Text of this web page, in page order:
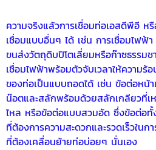
ความจริงแล้วการเชื่อมท่อเอสดีพีอี ห
เชื่อมแบบอื่นๆ ได้ เช่น การเชื่อมไฟฟ้
ขนส่งวัตถุดิบปิโตเลี่ยมหรือก๊าซธรรม
เชื่อมไฟฟ้าพร้อมตัวจับเวลาให้ความร้
ของท่อเป็นแบบถอดได้ เช่น ข้อต่อหน้
น๊อตและสลักพร้อมด้วยสลักเกลียวที่เ
ไหล หรือข้อต่อแบบสวมอัด ซึ่งข้อต่อทั้
ที่ต้องการความสะดวกและรวดเร็วใน
ที่ต้องเคลื่อนย้ายท่อบ่อยๆ นั่นเอง